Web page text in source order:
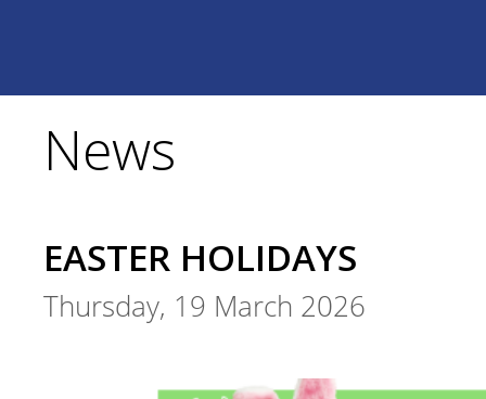
News
EASTER HOLIDAYS
Thursday, 19 March 2026